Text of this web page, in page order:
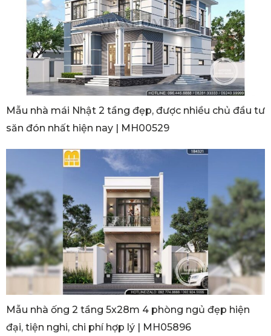
Mẫu nhà mái Nhật 2 tầng đẹp, được nhiều chủ đầu tư
săn đón nhất hiện nay | MH00529
Mẫu nhà ống 2 tầng 5x28m 4 phòng ngủ đẹp hiện
đại, tiện nghi, chi phí hợp lý | MH05896